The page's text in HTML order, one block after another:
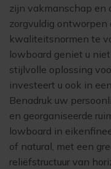
zijn vakmanschap en
zorgvuldig ontworpen
kwaliteitsnormen te
lowboard geniet u
stijlvolle oplossing
investeert u ook in
Benadruk uw
en georganiseerde
lowboard in
of natural, met een
reliëfstructuur van